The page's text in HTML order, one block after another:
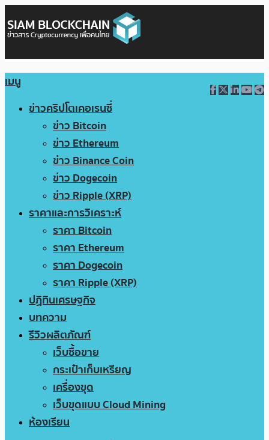
เมนู
ข่าวคริปโตเคอเรนซี่
ข่าว Bitcoin
ข่าว Ethereum
ข่าว Binance Coin
ข่าว Dogecoin
ข่าว Ripple (XRP)
ราคาและการวิเคราะห์
ราคา Bitcoin
ราคา Ethereum
ราคา Dogecoin
ราคา Ripple (XRP)
ปฏิทินเศรษฐกิจ
บทความ
รีวิวผลิตภัณฑ์
เว็บซื้อขาย
กระเป๋าเก็บเหรียญ
เครื่องขุด
เว็บขุดแบบ Cloud Mining
ห้องเรียน